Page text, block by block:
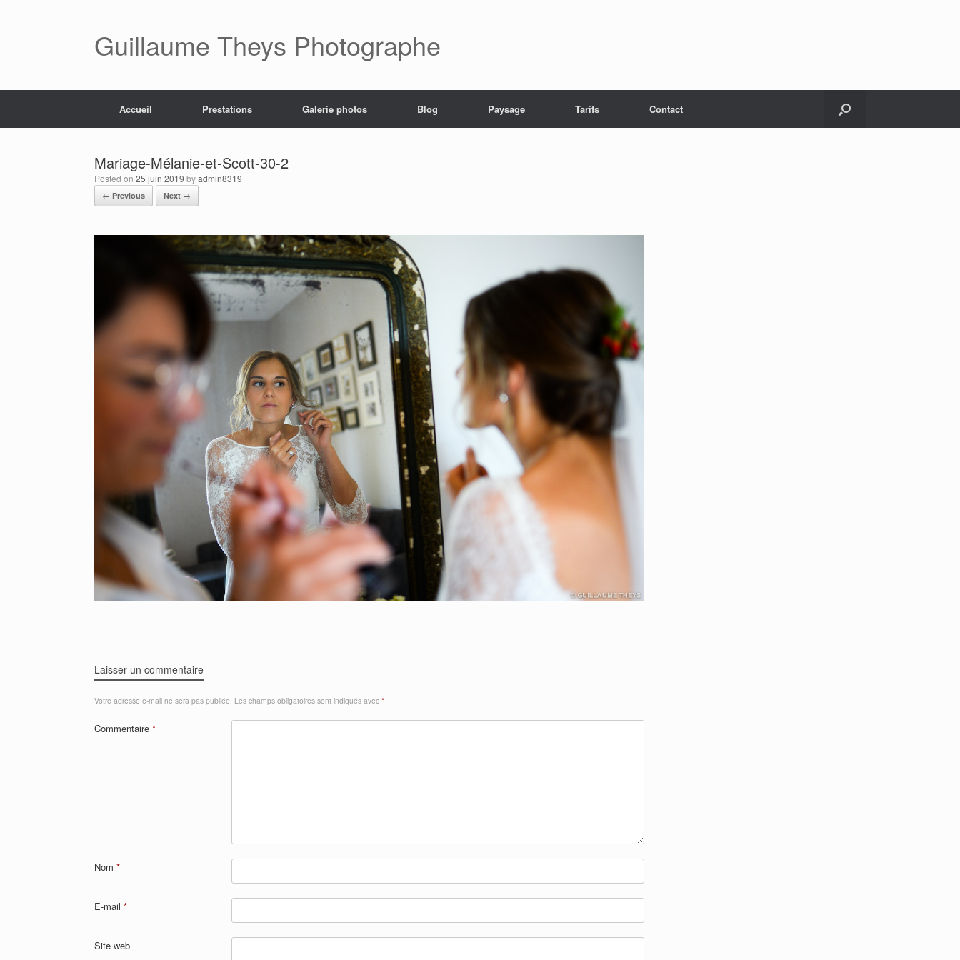
Guillaume Theys Photographe
Accueil Prestations Galerie photos Blog Paysage Tarifs Contact
Mariage-Mélanie-et-Scott-30-2
Posted on 25 juin 2019 byadmin8319
← Previous Next →
Laisser un commentaire
Votre adresse e-mail ne sera pas publiée. Les champs obligatoires sont indiqués avec *
Commentaire *
Nom *
E-mail *
Site web